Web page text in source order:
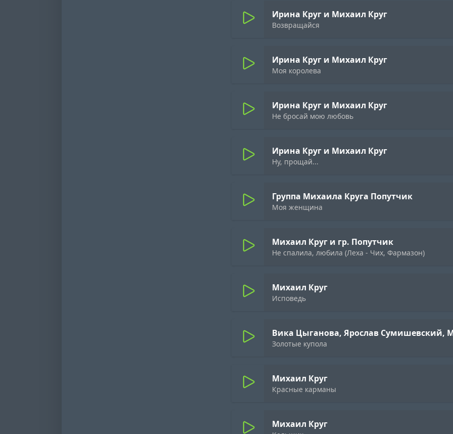
Ирина Круг и Михаил Круг
Возвращайся
Ирина Круг и Михаил Круг
Моя королева
Ирина Круг и Михаил Круг
Не бросай мою любовь
Ирина Круг и Михаил Круг
Ну, прощай...
Группа Михаила Круга Попутчик
Моя женщина
Михаил Круг и гр. Попутчик
Не спалила, любила (Леха - Чих, Фармазон)
Михаил Круг
Исповедь
Вика Цыганова, Ярослав Сумишевский,
Золотые купола
Михаил Круг
Красные карманы
Михаил Круг